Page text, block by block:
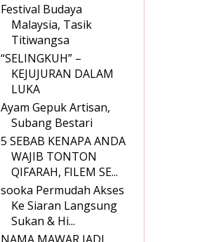
Festival Budaya
Malaysia, Tasik
Titiwangsa
“SELINGKUH” –
KEJUJURAN DALAM
LUKA
Ayam Gepuk Artisan,
Subang Bestari
5 SEBAB KENAPA ANDA
WAJIB TONTON
QIFARAH, FILEM SE...
sooka Permudah Akses
Ke Siaran Langsung
Sukan & Hi...
NAMA MAWAR JADI